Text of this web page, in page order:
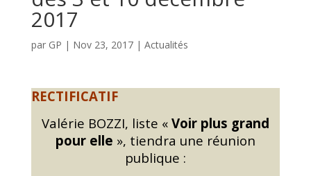
2017
par GP | Nov 23, 2017| Actualités
RECTIFICATIF
Valérie BOZZI, liste « Voir plus grand
pour elle », tiendra une réunion
publique :